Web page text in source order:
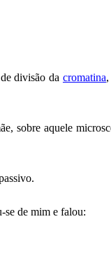
divisão da cromatina,
sobre aquele
se de mim e falou: